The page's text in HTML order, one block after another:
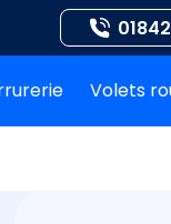
Volets